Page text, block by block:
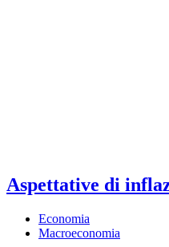
Aspettative di
Economia
Macroeconomia